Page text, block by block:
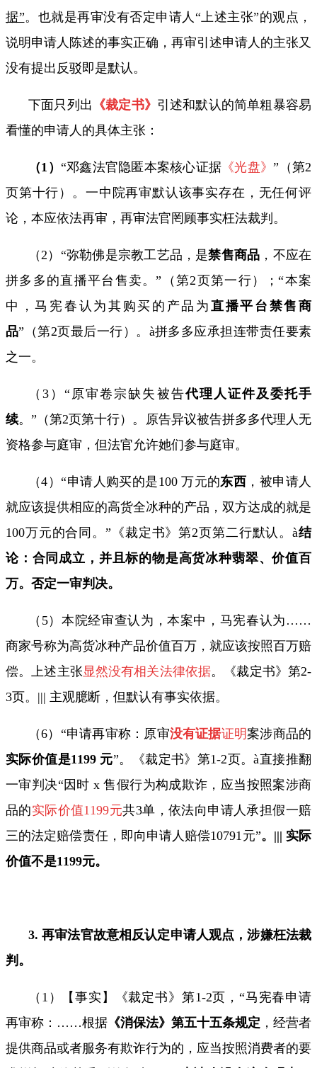
据”。也就是再审没有否定申请人“上述主张”的观点，
说明申请人陈述的事实正确，再审引述申请人的主张又
没有提出反驳即是默认。
下面只列出 《裁定书》 引述和默认的简单粗暴容易
看懂的申请人的具体主张：
（1 ） “邓鑫法官隐匿本案核心证据 《光盘》”（第2
页第十行）。一中院再审默认该事实存在，无任何评
论，本应依法再审，再审法官罔顾事实枉法裁判。
（ 2 ）“弥勒佛是宗教工艺品，是禁售商品 ，不应在
拼多多的直播平台售卖。”（第2页第一行）；“本案
中，马宪春认为其购买的产品为 直播平台禁售商
品”（第2页最后一行）。 à拼多多应承担连带责任要素
之一。
（3 ）“原审卷宗缺失被告代理人证件及委托手
续。”（第2页第十行）。原告异议被告拼多多代理人无
资格参与庭审，但法官允许她们参与庭审。
（4 ）“申请人购买的是100万元的东西 ，被申请人
就应该提供相应的高货全冰种的产品，双方达成的就是
100万元的合同。”《裁定书》第2页第二行默认。à结
论：合同成立，并且标的物是高货冰种翡翠、价值百
万。否定一审判决。
（ 5）本院经审查认为，本案中，马宪春认为 ……
商家号称为高货冰种产品价值百万，就应该按照百万赔
偿。上述主张显然没有相关法律依据。《裁定书》第2-
3页。 ||| 主观臆断，但默认有事实依据。
（6）“申请再审称：原审没有证据证明案涉商品的
实际价值是1199 元”。《裁定书》第1-2页。à直接推翻
一审判决“因时 x售假行为构成欺诈，应当按照案涉商
品的实际价值1199元共3单，依法向申请人承担假一赔
三的法定赔偿责任，即向申请人赔偿10791 元”。 ||| 实际
价值不是1199元。
3.再审法官故意相反认定申请人观点，涉嫌枉法裁
判。
（ 1 ）【事实】《裁定书》第1-2页，“马宪春申请
再审称： ……根据 《消保法》第五十五条规定 ，经营者
提供商品或者服务有欺诈行为的，应当按照消费者的要